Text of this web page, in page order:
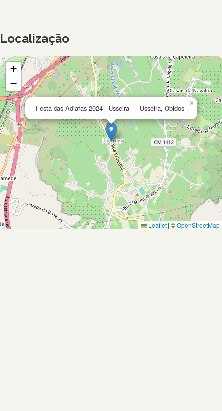
Localização
Festa das Adiafas 2024 - Usseira — Usseira, Óbidos
×
+
−
Leaflet | ©OpenStreetMap